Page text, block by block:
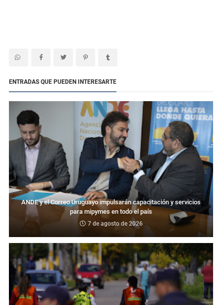
ENTRADAS QUE PUEDEN INTERESARTE
ANDE y el Correo Uruguayo impulsarán capacitación y servicios
para mipymes en todo el país
7 de agosto de 2026